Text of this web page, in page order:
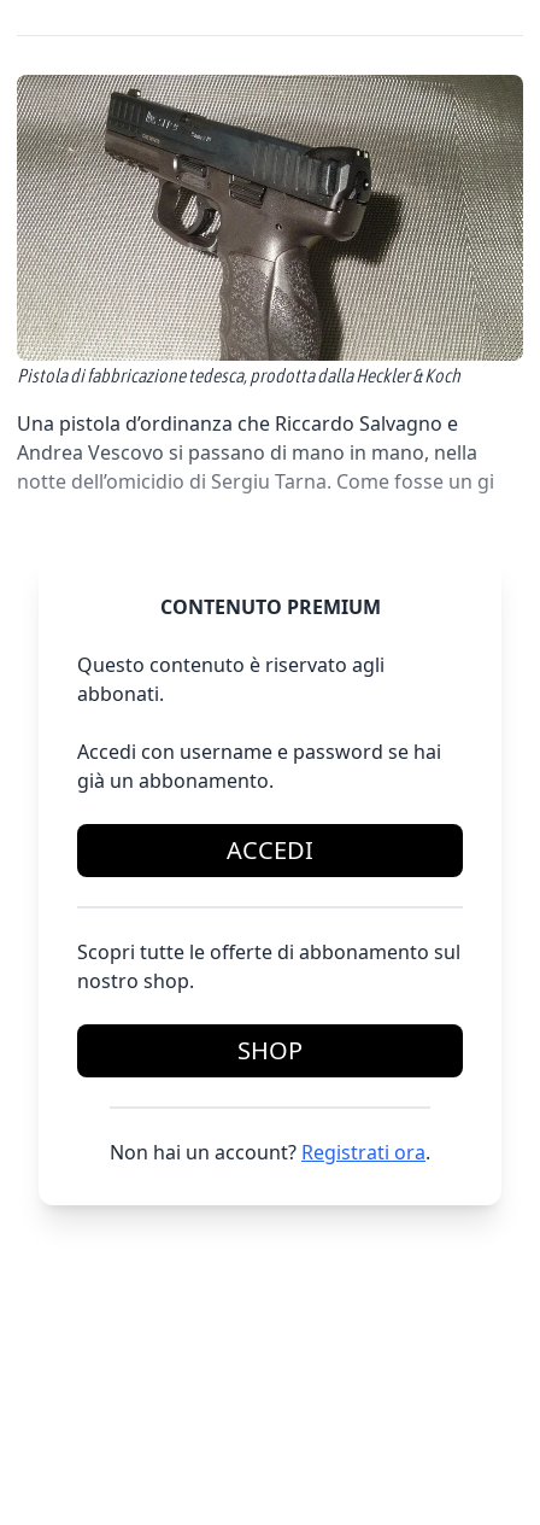
Pistola di fabbricazione tedesca, prodotta dalla Heckler & Koch
Una pistola d’ordinanza che Riccardo Salvagno e
Andrea Vescovo si passano di mano in mano, nella
notte dell’omicidio di Sergiu Tarna. Come fosse un gi
CONTENUTO PREMIUM
Questo contenuto è riservato agli
abbonati.
Accedi con username e password se hai
già un abbonamento.
ACCEDI
Scopri tutte le offerte di abbonamento sul
nostro shop.
SHOP
Non hai un account? Registrati ora.